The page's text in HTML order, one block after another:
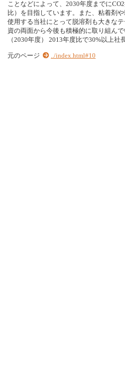
ことなどによって、2030年度までに
比）を目指しています。また、粘着剤
使用する当社にとって脱溶剤も大きな
資の両面から今後も積極的に取り組ん
（2030年度） 2013年度比で30%以上社
元のページ ../index.html#10